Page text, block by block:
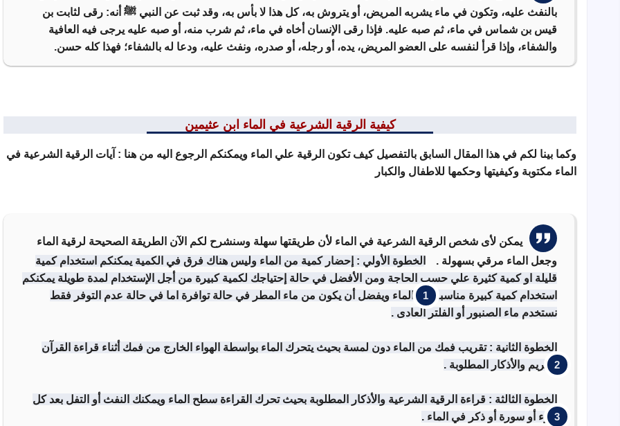
بالنفث عليه، وتكون في ماء يشربه المريض، أو يتروش به، كل هذا لا بأس به، وقد ثبت عن النبي ﷺ أنه: رقى لثابت بن
قيس بن شماس في ماء، ثم صبه عليه. فإذا رقى الإنسان أخاه في ماء، ثم شرب منه، أو صبه عليه يرجى فيه العافية
والشفاء، وإذا قرأ لنفسه على العضو المريض، يده، أو رجله، أو صدره، ونفث عليه، ودعا له بالشفاء؛ فهذا كله حسن.
كيفية الرقية الشرعية في الماء ابن عثيمين
وكما بينا لكم في هذا المقال السابق بالتفصيل كيف تكون الرقية علي الماء ويمكنكم الرجوع اليه من هنا : آيات الرقية الشرعية في
الماء مكتوبة وكيفيتها وحكمها للاطفال والكبار
يمكن لأى شخص الرقية الشرعية في الماء لأن طريقتها سهلة وسنشرح لكم الآن الطريقة الصحيحة لرقية الماء
وجعل الماء مرقي بسهولة .
الخطوة الأولي : إحضار كمية من الماء وليس هناك فرق في الكمية يمكنكم استخدام كمية
قليلة او كمية كثيرة علي حسب الحاجة ومن الأفضل في حالة إحتياجك لكمية كبيرة من أجل الإستخدام لمدة طويلة يمكنكم
استخدام كمية كبيرة مناسبة من الماء ويفضل أن يكون من ماء المطر في حالة توافرة اما في حالة عدم التوفر فقط
نستخدم ماء الصنبور أو الفلتر العادى .
الخطوة الثانية : تقريب فمك من الماء دون لمسة بحيث يتحرك الماء بواسطة الهواء الخارج من فمك أثناء قراءة القرآن
الكريم والأذكار المطلوبة .
الخطوة الثالثة : قراءة الرقية الشرعية والأذكار المطلوبة بحيث تحرك القراءة سطح الماء ويمكنك النفث أو التفل بعد كل
جزء أو سورة أو ذكر في الماء .